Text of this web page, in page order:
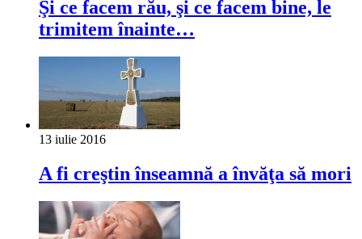
Şi ce facem rău, şi ce facem bine, le
trimitem înainte…
13 iulie 2016
A fi creştin înseamnă a învăţa să mori